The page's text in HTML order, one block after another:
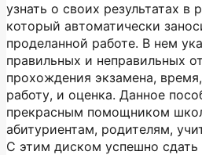
узнать о своих результатах в
который автоматически
проделанной работе. В нем
правильных и неправильных
прохождения экзамена,
работу, и оценка. Данное
прекрасным помощником
абитуриентам, родителям,
С этим диском успешно